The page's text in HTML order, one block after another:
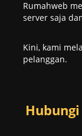
Rumahweb
server saja
Kini, kami
pelanggan.